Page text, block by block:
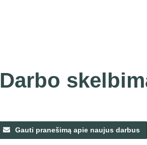
Darbo
Gauti pranešimą apie naujus darbus